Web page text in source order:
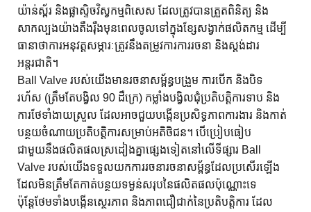
យ៉ាន់ស្ព័រ និងផ្លាស្ទិចវិស្វកម្មពិសេស ដែលត្រូវបានត្រួតពិនិត្យ និង
សាកល្បងយ៉ាងតឹងរ៉ឹងមុនពេលចូលទៅក្នុងខ្សែសង្វាក់ផលិតកម្ម ដើម្បី
ធានាថាការអនុវត្តសម្ភារៈត្រូវនឹងតម្រូវការការរចនា និងស្តង់ដារ
អន្តរជាតិ។
Ball Valve របស់យើងមានរចនាសម្ព័ន្ធបង្រួម ការបើក និងបិទ
រហ័ស (ត្រឹមតែបង្វិល 90 ដឺក្រេ) កម្លាំងបង្វិលជុំប្រតិបត្តិការទាប និង
ការថែទាំងាយស្រួល ដែលអាចជួយបង្កើនប្រសិទ្ធភាពការងារ និងកាត់
បន្ថយចំណាយប្រតិបត្តិការសម្រាប់អតិថិជន។ បើប្រៀបធៀប
ជាមួយនឹងផលិតផលស្រដៀងគ្នាផ្សេងទៀតនៅលើទីផ្សារ Ball
Valve របស់យើងទទួលយកការរចនារចនាសម្ព័ន្ធដែលប្រសើរឡើង
ដែលមិនត្រឹមតែកាត់បន្ថយទម្ងន់សរុបនៃផលិតផលប៉ុណ្ណោះទេ
ប៉ុន្តែថែមទាំងបង្កើនស្ថេរភាព និងភាពជឿជាក់នៃប្រតិបត្តិការ ដែល